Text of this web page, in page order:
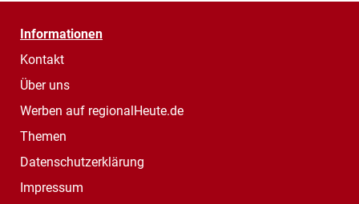
Informationen
Kontakt
Über uns
Werben auf regionalHeute.de
Themen
Datenschutzerklärung
Impressum